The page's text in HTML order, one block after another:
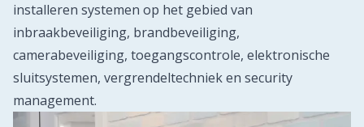
installeren systemen op het gebied van
inbraakbeveiliging, brandbeveiliging,
camerabeveiliging, toegangscontrole, elektronische
sluitsystemen, vergrendeltechniek en security
management.